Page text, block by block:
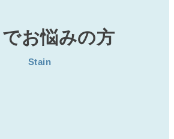
お悩みの方
Stain